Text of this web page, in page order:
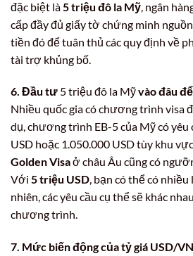
đặc biệt là 5 triệu đô la Mỹ , ngân
cấp đầy đủ giấy tờ chứng minh
tiền đó để tuân thủ các quy định về
tài trợ khủng bố.
6. Đầu tư 5 triệu đô la Mỹvào đâu
Nhiều quốc gia có chương trình visa
dụ, chương trình EB-5 của Mỹ có
USD hoặc 1.050.000 USD tùy khu
Golden Visaở châu Âu cũng có
Với 5 triệu USD, bạn có thể có
nhiên, các yêu cầu cụ thể sẽ khác
chương trình.
7. Mức biến động của tỷ giá USD/